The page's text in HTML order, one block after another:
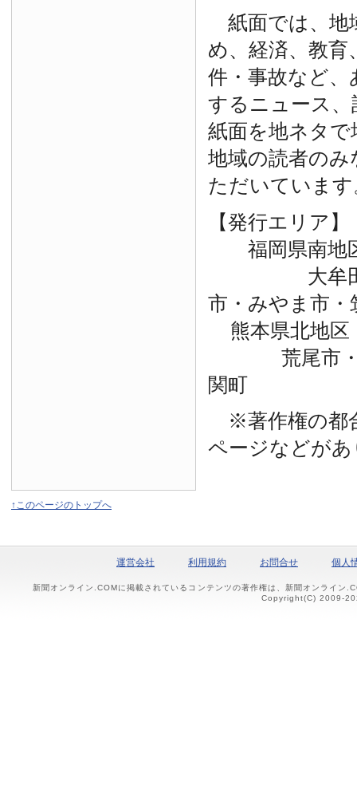
紙面では、地
め、経済、教育
件・事故など
するニュース
紙面を地ネタ
地域の読者の
ただいています
【発行エリア】
福岡県南地
大牟田市
市・みやま市・
熊本県北地区
荒尾市・玉
関町
※著作権の都
ページなどが
↑このページのトップへ
運営会社 利用規約 お問合せ 個人
新聞オンライン.COMに掲載されているコンテンツの著作権は、新聞オンライン
Copyright(C) 2009-